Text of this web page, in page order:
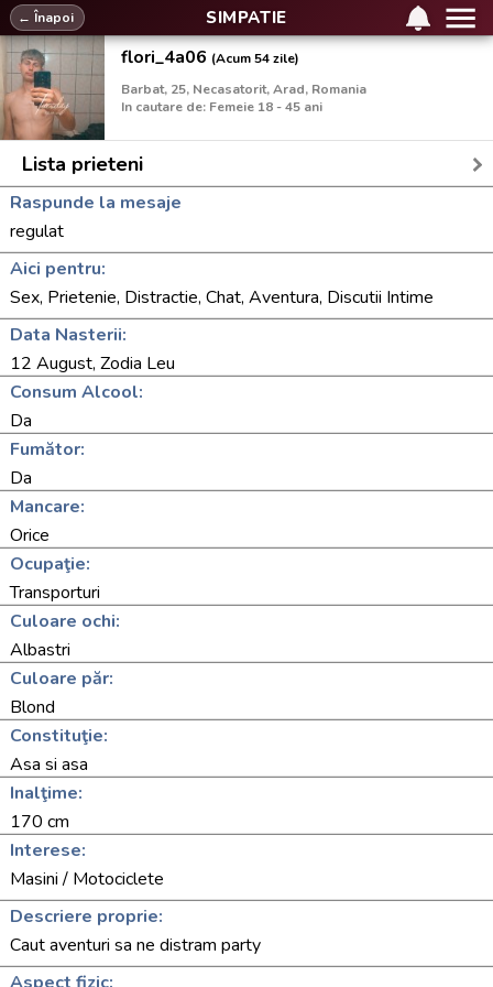
SIMPATIE
← Înapoi
flori_4a06 (Acum 54 zile)
Barbat, 25, Necasatorit, Arad, Romania
In cautare de: Femeie 18 - 45 ani
Lista prieteni
Raspunde la mesaje
regulat
Aici pentru:
Sex, Prietenie, Distractie, Chat, Aventura, Discutii Intime
Data Nasterii:
12 August, Zodia Leu
Consum Alcool:
Da
Fumător:
Da
Mancare:
Orice
Ocupaţie:
Transporturi
Culoare ochi:
Albastri
Culoare păr:
Blond
Constituţie:
Asa si asa
Inalţime:
170 cm
Interese:
Masini / Motociclete
Descriere proprie:
Caut aventuri sa ne distram party